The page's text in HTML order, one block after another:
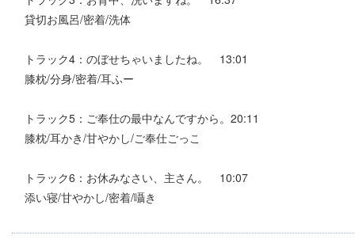
貸切お風呂/密着/洗体
トラック4：のぼせちゃいましたね。 13:01
膝枕/分身/密着/耳ふー
トラック5：ご奉仕の最中なんですから。20:11
膝枕/耳かき/甘やかし/ご奉仕ごっこ
トラック6：お休みなさい、主さん。 10:07
添い寝/甘やかし/密着/囁き